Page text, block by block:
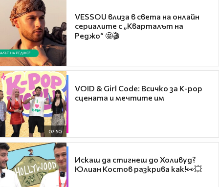
VESSOU влиза в света на онлайн
сериалите с „Кварталът на
Реджо“ 🤩🎬
07:50
VOID & Girl Code: Всичко за K-pop
сцената и мечтите им
Искаш да стигнеш до Холивуд?
Юлиан Костов разкрива как!👀💥